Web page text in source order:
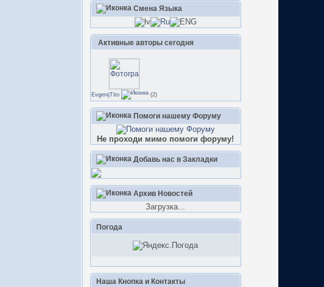
Смена Языка
Активные авторы сегодня
EvgenijTito (2)
Помоги нашему Форуму
Не проходи мимо помоги форуму!
Добавь нас в Закладки
Архив Новостей
Загрузка...
Погода
Наша Кнопка и Контакты